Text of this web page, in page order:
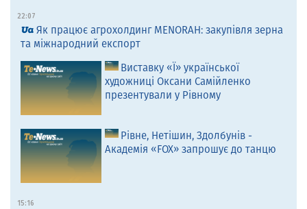
22:07
Як працює агрохолдинг MENORAH: закупівля зерна
та міжнародний експорт
Виставку «Ї» української
художниці Оксани Самійленко
презентували у Рівному
Рівне, Нетішин, Здолбунів -
Академія «FOX» запрошує до танцю
15:16